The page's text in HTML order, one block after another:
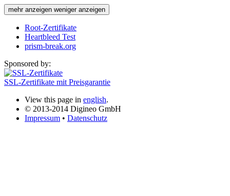
mehr anzeigen weniger anzeigen
Root-Zertifikate
Heartbleed Test
prism-break.org
Sponsored by:
SSL-Zertifikate mit Preisgarantie
View this page in english.
© 2013-2014 Digineo GmbH
Impressum • Datenschutz